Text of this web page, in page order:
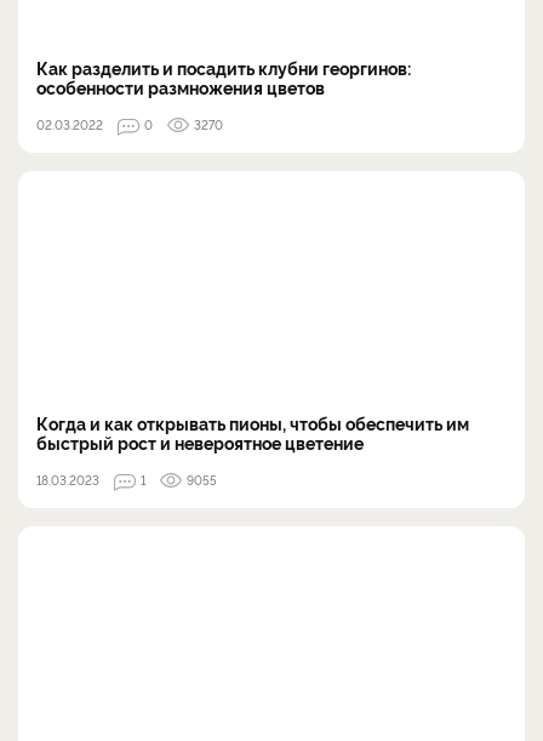
Как разделить и посадить клубни георгинов:
особенности размножения цветов
02.03.2022 0 3270
Когда и как открывать пионы, чтобы обеспечить им
быстрый рост и невероятное цветение
18.03.2023 1 9055